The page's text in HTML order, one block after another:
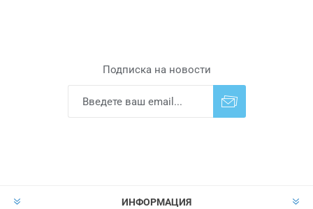
Подписка на новости
ИНФОРМАЦИЯ